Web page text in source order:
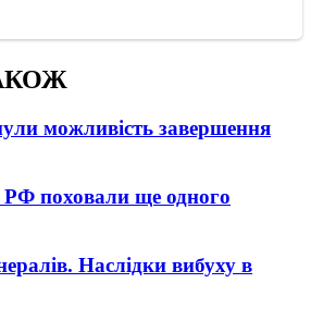
можливість завершення
РФ поховали ще одного
Наслідки вибуху в